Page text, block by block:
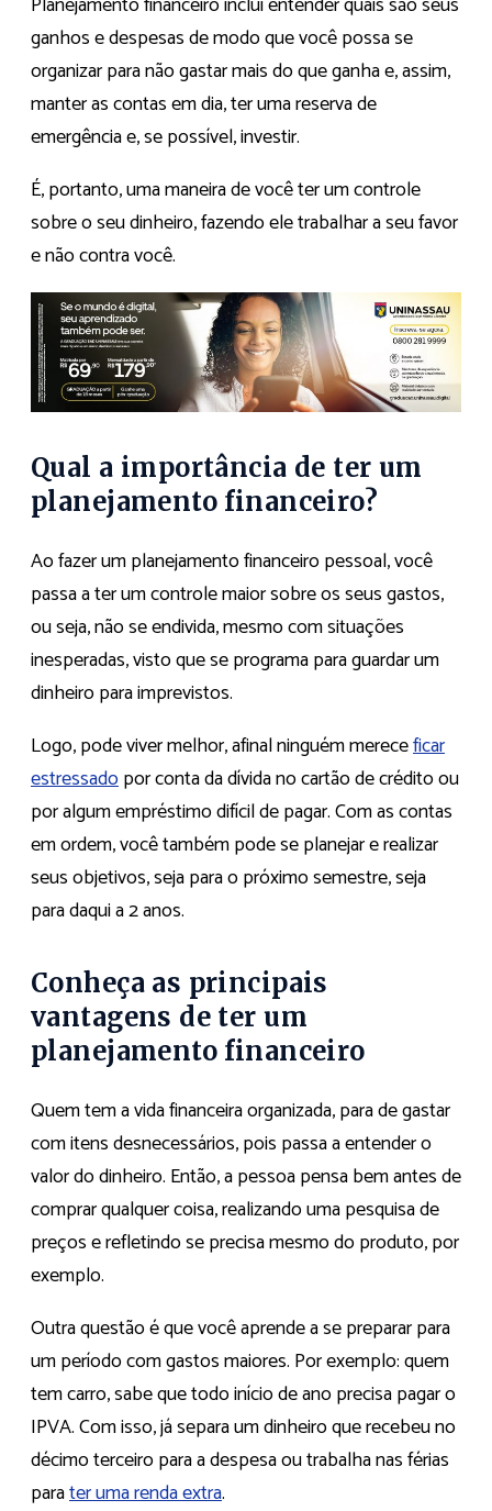
ganhos e despesas de modo que você possa se
organizar para não gastar mais do que ganha e, assim,
manter as contas em dia, ter uma reserva de
emergência e, se possível, investir.
É, portanto, uma maneira de você ter um controle
sobre o seu dinheiro, fazendo ele trabalhar a seu favor
e não contra você.
Qual a importância de ter um
planejamento financeiro?
Ao fazer um planejamento financeiro pessoal, você
passa a ter um controle maior sobre os seus gastos,
ou seja, não se endivida, mesmo com situações
inesperadas, visto que se programa para guardar um
dinheiro para imprevistos.
Logo, pode viver melhor, afinal ninguém mereceficar
estressadopor conta da dívida no cartão de crédito ou
por algum empréstimo difícil de pagar. Com as contas
em ordem, você também pode se planejar e realizar
seus objetivos, seja para o próximo semestre, seja
para daqui a 2 anos.
Conheça as principais
vantagens de ter um
planejamento financeiro
Quem tem a vida financeira organizada, para de gastar
com itens desnecessários, pois passa a entender o
valor do dinheiro. Então, a pessoa pensa bem antes de
comprar qualquer coisa, realizando uma pesquisa de
preços e refletindo se precisa mesmo do produto, por
exemplo.
Outra questão é que você aprende a se preparar para
um período com gastos maiores. Por exemplo: quem
tem carro, sabe que todo início de ano precisa pagar o
IPVA. Com isso, já separa um dinheiro que recebeu no
décimo terceiro para a despesa ou trabalha nas férias
parater uma renda extra.